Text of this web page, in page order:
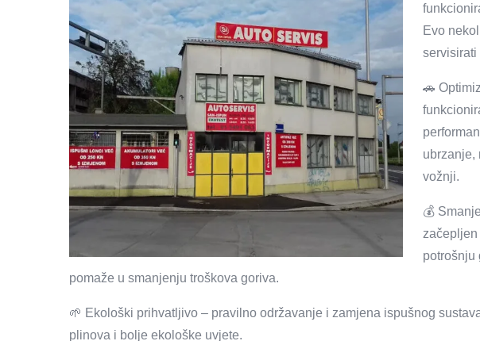
Evo
servisirati
🚗
ubrzanje,
vožnji.
💰
potrošnju
pomaže u smanjenju troškova goriva.
🌱 Ekološki prihvatljivo – pravilno održavanje i zamjena ispušnog
plinova i bolje ekološke uvjete.